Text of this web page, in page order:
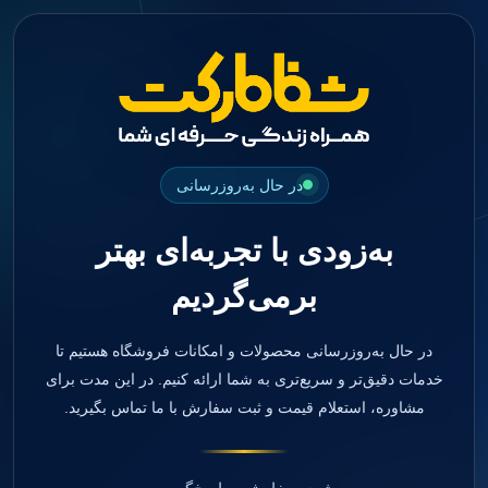
در حال به‌روزرسانی
به‌زودی با تجربه‌ای بهتر
برمی‌گردیم
در حال به‌روزرسانی محصولات و امکانات فروشگاه هستیم تا
خدمات دقیق‌تر و سریع‌تری به شما ارائه کنیم. در این مدت برای
مشاوره، استعلام قیمت و ثبت سفارش با ما تماس بگیرید.
جستجو
Impression Coping
صفحه اصلی
دندانپزشکی
مواد ترمیمی
کامپوزیت
کامپوزیت فلو
اسید اچ
باندینگ
بلیچینگ